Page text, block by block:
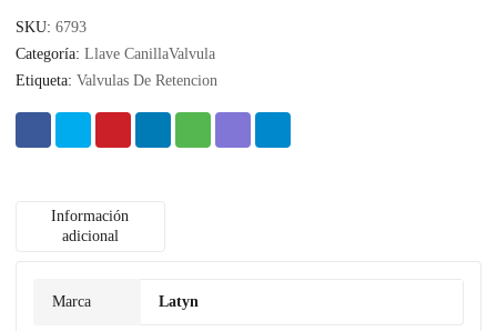
SKU: 6793
Categoría: Llave CanillaValvula
Etiqueta: Valvulas De Retencion
Información
adicional
Marca Latyn